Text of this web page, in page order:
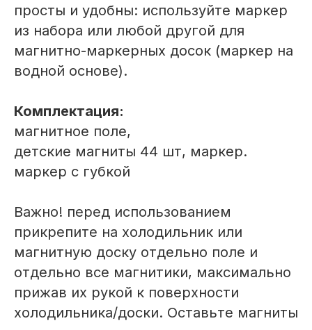
просты и удобны: используйте маркер
из набора или любой другой для
магнитно-маркерных досок (маркер на
водной основе).
Комплектация:
магнитное поле,
детские магниты 44 шт, маркер.
маркер с губкой
Важно! перед использованием
прикрепите на холодильник или
магнитную доску отдельно поле и
отдельно все магнитики, максимально
прижав их рукой к поверхности
холодильника/доски. Оставьте магниты